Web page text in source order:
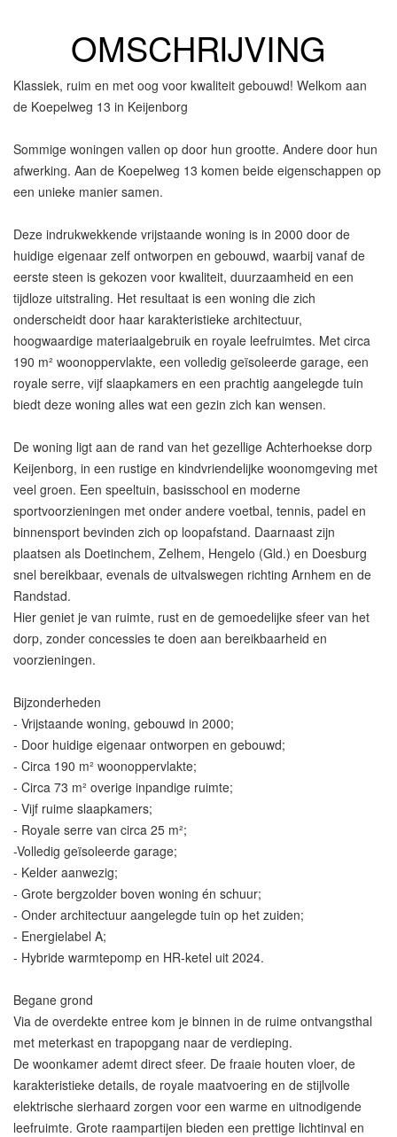
OMSCHRIJVING
Klassiek, ruim en met oog voor kwaliteit gebouwd! Welkom aan
de Koepelweg 13 in Keijenborg
Sommige woningen vallen op door hun grootte. Andere door hun
afwerking. Aan de Koepelweg 13 komen beide eigenschappen op
een unieke manier samen.
Deze indrukwekkende vrijstaande woning is in 2000 door de
huidige eigenaar zelf ontworpen en gebouwd, waarbij vanaf de
eerste steen is gekozen voor kwaliteit, duurzaamheid en een
tijdloze uitstraling. Het resultaat is een woning die zich
onderscheidt door haar karakteristieke architectuur,
hoogwaardige materiaalgebruik en royale leefruimtes. Met circa
190 m² woonoppervlakte, een volledig geïsoleerde garage, een
royale serre, vijf slaapkamers en een prachtig aangelegde tuin
biedt deze woning alles wat een gezin zich kan wensen.
De woning ligt aan de rand van het gezellige Achterhoekse dorp
Keijenborg, in een rustige en kindvriendelijke woonomgeving met
veel groen. Een speeltuin, basisschool en moderne
sportvoorzieningen met onder andere voetbal, tennis, padel en
binnensport bevinden zich op loopafstand. Daarnaast zijn
plaatsen als Doetinchem, Zelhem, Hengelo (Gld.) en Doesburg
snel bereikbaar, evenals de uitvalswegen richting Arnhem en de
Randstad.
Hier geniet je van ruimte, rust en de gemoedelijke sfeer van het
dorp, zonder concessies te doen aan bereikbaarheid en
voorzieningen.
Bijzonderheden
- Vrijstaande woning, gebouwd in 2000;
- Door huidige eigenaar ontworpen en gebouwd;
- Circa 190 m² woonoppervlakte;
- Circa 73 m² overige inpandige ruimte;
- Vijf ruime slaapkamers;
- Royale serre van circa 25 m²;
-Volledig geïsoleerde garage;
- Kelder aanwezig;
- Grote bergzolder boven woning én schuur;
- Onder architectuur aangelegde tuin op het zuiden;
- Energielabel A;
- Hybride warmtepomp en HR-ketel uit 2024.
Begane grond
Via de overdekte entree kom je binnen in de ruime ontvangsthal
met meterkast en trapopgang naar de verdieping.
De woonkamer ademt direct sfeer. De fraaie houten vloer, de
karakteristieke details, de royale maatvoering en de stijlvolle
elektrische sierhaard zorgen voor een warme en uitnodigende
leefruimte. Grote raampartijen bieden een prettige lichtinval en